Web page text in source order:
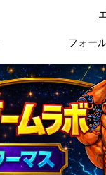
フォー